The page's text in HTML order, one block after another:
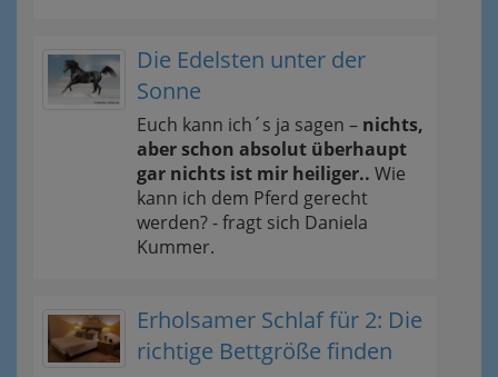
Die Edelsten unter der
Sonne
Euch kann ich´s ja sagen – nichts,
aber schon absolut überhaupt
gar nichts ist mir heiliger.. Wie
kann ich dem Pferd gerecht
werden? - fragt sich Daniela
Kummer.
Erholsamer Schlaf für 2: Die
richtige Bettgröße finden